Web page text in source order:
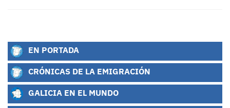
EN PORTADA
CRÓNICAS DE LA EMIGRACIÓN
GALICIA EN EL MUNDO